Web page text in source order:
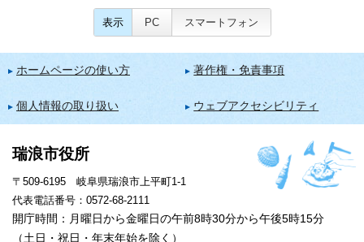
表示 PC スマートフォン
ホームページの使い方 著作権・免責事項
個人情報の取り扱い ウェブアクセシビリティ
瑞浪市役所
〒509-6195 岐阜県瑞浪市上平町1-1
代表電話番号：0572-68-2111
開庁時間：月曜日から金曜日の午前8時30分から午後5時15分
（土日・祝日・年末年始を除く）